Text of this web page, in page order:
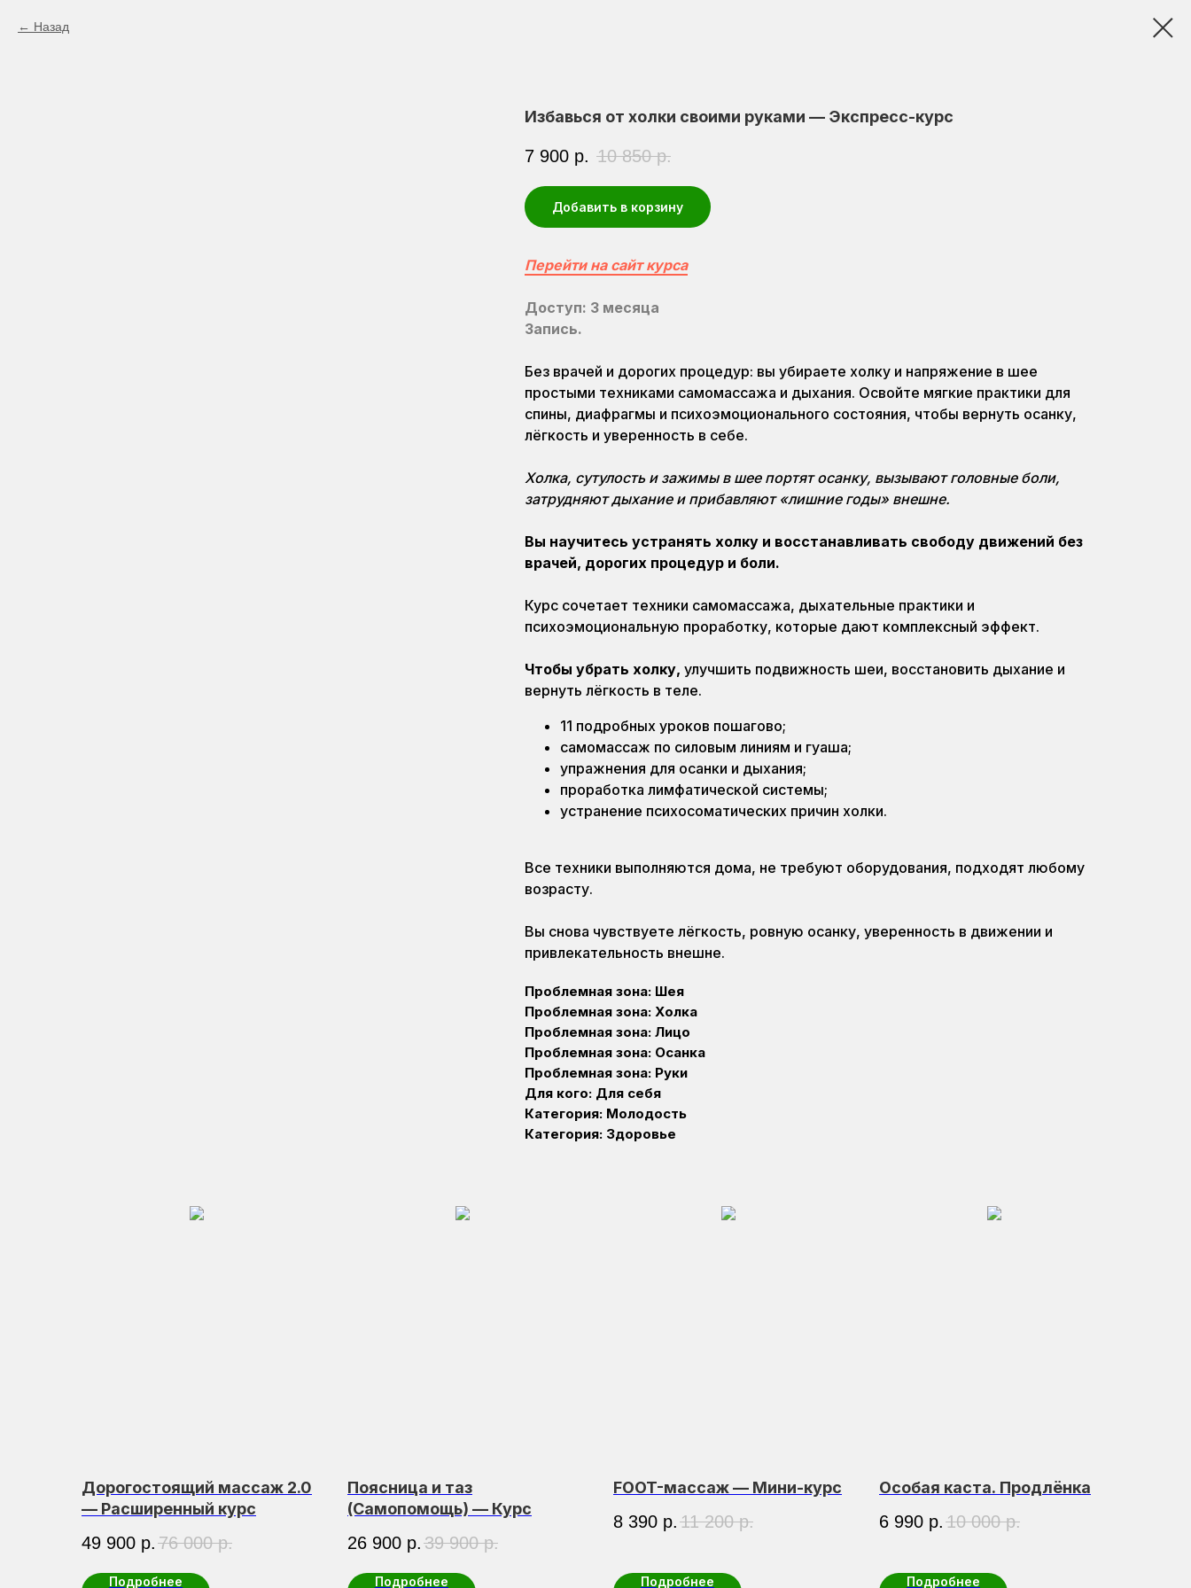
Назад
Избавься от холки своими руками — Экспресс-курс
7 900 р. 10 850 р.
Добавить в корзину
Перейти на сайт курса
Доступ: 3 месяца
Запись.
Без врачей и дорогих процедур: вы убираете холку и напряжение в шее
простыми техниками самомассажа и дыхания. Освойте мягкие практики для
спины, диафрагмы и психоэмоционального состояния, чтобы вернуть осанку,
лёгкость и уверенность в себе.
Холка, сутулость и зажимы в шее портят осанку, вызывают головные боли,
затрудняют дыхание и прибавляют «лишние годы» внешне.
Вы научитесь устранять холку и восстанавливать свободу движений без
врачей, дорогих процедур и боли.
Курс сочетает техники самомассажа, дыхательные практики и
психоэмоциональную проработку, которые дают комплексный эффект.
Чтобы убрать холку, улучшить подвижность шеи, восстановить дыхание и
вернуть лёгкость в теле.
11 подробных уроков пошагово;
самомассаж по силовым линиям и гуаша;
упражнения для осанки и дыхания;
проработка лимфатической системы;
устранение психосоматических причин холки.
Все техники выполняются дома, не требуют оборудования, подходят любому
возрасту.
Вы снова чувствуете лёгкость, ровную осанку, уверенность в движении и
привлекательность внешне.
Проблемная зона: Шея
Проблемная зона: Холка
Проблемная зона: Лицо
Проблемная зона: Осанка
Проблемная зона: Руки
Для кого: Для себя
Категория: Молодость
Категория: Здоровье
Дорогостоящий массаж 2.0
— Расширенный курс
49 900 р. 76 000 р.
Подробнее
Поясница и таз
(Самопомощь) — Курс
26 900 р. 39 900 р.
Подробнее
FOOT-массаж — Мини-курс
8 390 р. 11 200 р.
Подробнее
Особая каста. Продлёнка
6 990 р. 10 000 р.
Подробнее